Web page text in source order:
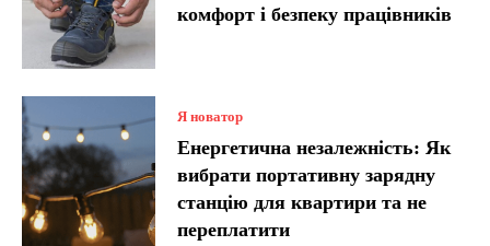
комфорт і безпеку працівників
Я новатор
Енергетична незалежність: Як
вибрати портативну зарядну
станцію для квартири та не
переплатити